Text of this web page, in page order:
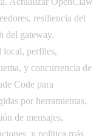
resiliencia del
del gateway.
local, perfiles,
y concurrencia de
Code para
por herramientas,
de mensajes,
y política más